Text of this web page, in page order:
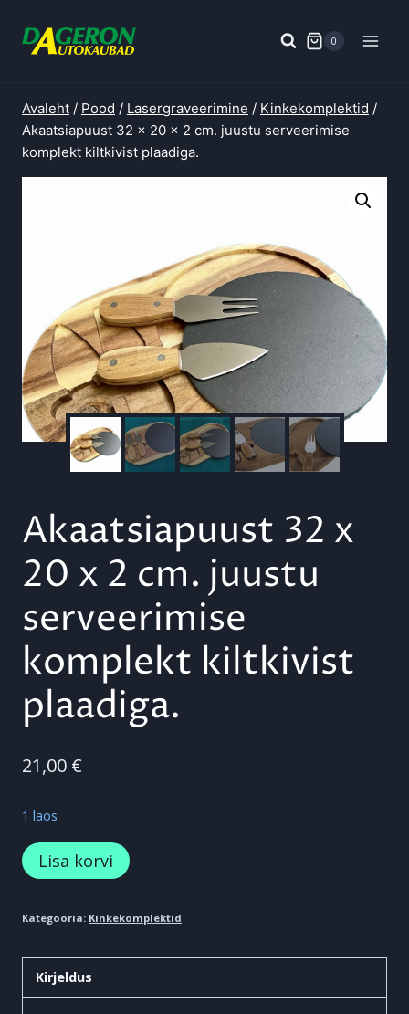
0
Avaleht / Pood / Lasergraveerimine / Kinkekomplektid /
Akaatsiapuust 32 x 20 x 2 cm. juustu serveerimise
komplekt kiltkivist plaadiga.
Akaatsiapuust 32 x
20 x 2 cm. juustu
serveerimise
komplekt kiltkivist
plaadiga.
21,00 €
1 laos
Akaatsiapuust
32
x
2
Lisa korvi
Kategooria: Kinkekomplektid
Kirjeldus